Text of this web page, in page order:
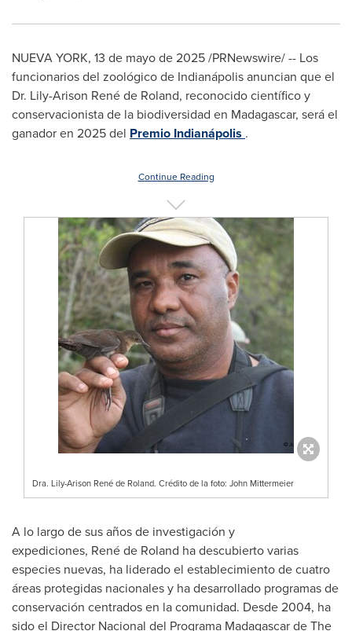
NUEVA YORK, 13 de mayo de 2025/PRNewswire/ -- Los
funcionarios del zoológico de Indianápolis anuncian que el
Dr. Lily-Arison René de Roland, reconocido científico y
conservacionista de la biodiversidad en Madagascar, será el
ganador en 2025 del Premio Indianápolis .
Continue Reading
Dra. Lily-Arison René de Roland. Crédito de la foto: John Mittermeier
A lo largo de sus años de investigación y
expediciones, René de Roland ha descubierto varias
especies nuevas, ha liderado el establecimiento de cuatro
áreas protegidas nacionales y ha desarrollado programas de
conservación centrados en la comunidad. Desde 2004, ha
sido el Director Nacional del Programa Madagascar de The